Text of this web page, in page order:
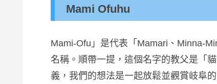
Mami Ofuhu
Mami-Ofu」是代表「Mamari、Minna-
名稱。順帶一提，這個名字的教父是「
義，我們的想法是一起放鬆並觀賞岐阜